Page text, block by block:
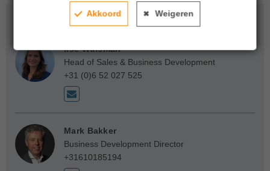
Akkoord Weigeren
Contactpersoon
Ilse Wuisman
Head of Sales & Business Development
+31 (0)6 52 027 525
Mark Bakker
Business Development Director
+31610185194